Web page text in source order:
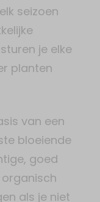
seizoen
je elke
planten
van een
bloeiende
goed
als je niet